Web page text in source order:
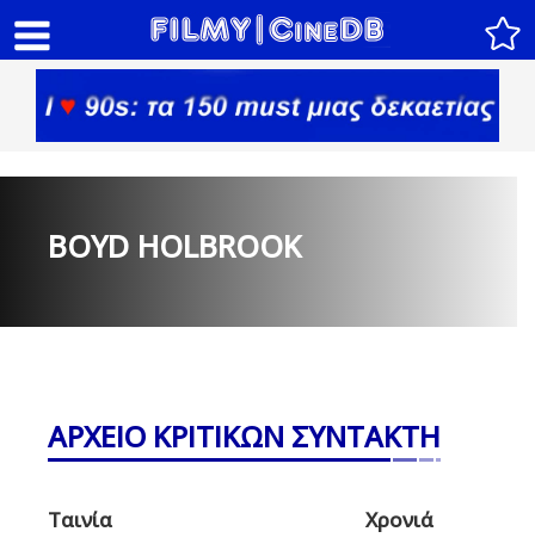
BOYD HOLBROOK
ΑΡΧΕΙΟ ΚΡΙΤΙΚΩΝ ΣΥΝΤΑΚΤΗ
Ταινία Χρονιά